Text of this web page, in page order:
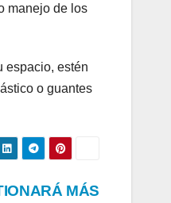
manejo de los
espacio, estén
o guantes
MÁS